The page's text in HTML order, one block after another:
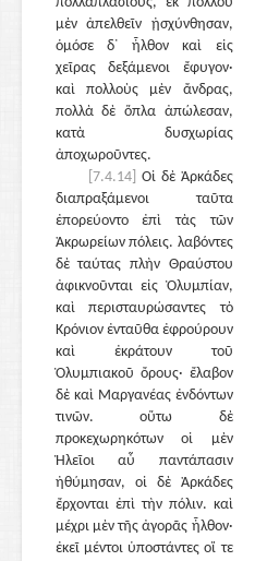
μὲν ἀπελθεῖν ᾐσχύνθησαν,
ὁμόσε δ᾽ ἦλθον καὶ εἰς
χεῖρας δεξάμενοι ἔφυγον·
καὶ πολλοὺς μὲν ἄνδρας,
πολλὰ δὲ ὅπλα ἀπώλεσαν,
κατὰ δυσχωρίας
ἀποχωροῦντες.
[7.4.14] Οἱ δὲ Ἀρκάδες
διαπραξάμενοι ταῦτα
ἐπορεύοντο ἐπὶ τὰς τῶν
Ἀκρωρείων πόλεις. λαβόντες
δὲ ταύτας πλὴν Θραύστου
ἀφικνοῦνται εἰς Ὀλυμπίαν,
καὶ περισταυρώσαντες τὸ
Κρόνιον ἐνταῦθα ἐφρούρουν
καὶ ἐκράτουν τοῦ
Ὀλυμπιακοῦ ὄρους· ἔλαβον
δὲ καὶ Μαργανέας ἐνδόντων
τινῶν. οὕτω δὲ
προκεχωρηκότων οἱ μὲν
Ἠλεῖοι αὖ παντάπασιν
ἠθύμησαν, οἱ δὲ Ἀρκάδες
ἔρχονται ἐπὶ τὴν πόλιν. καὶ
μέχρι μὲν τῆς ἀγορᾶς ἦλθον·
ἐκεῖ μέντοι ὑποστάντες οἵ τε